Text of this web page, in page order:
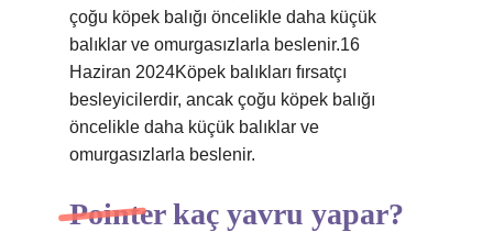
çoğu köpek balığı öncelikle daha küçük
balıklar ve omurgasızlarla beslenir.16
Haziran 2024Köpek balıkları fırsatçı
besleyicilerdir, ancak çoğu köpek balığı
öncelikle daha küçük balıklar ve
omurgasızlarla beslenir.
Pointer kaç yavru yapar?